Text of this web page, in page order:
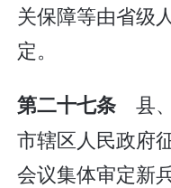
关保障等由省级
定。
第二十七条 县
市辖区人民政府
会议集体审定新